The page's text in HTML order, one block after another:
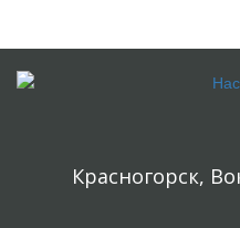
Красногорск,